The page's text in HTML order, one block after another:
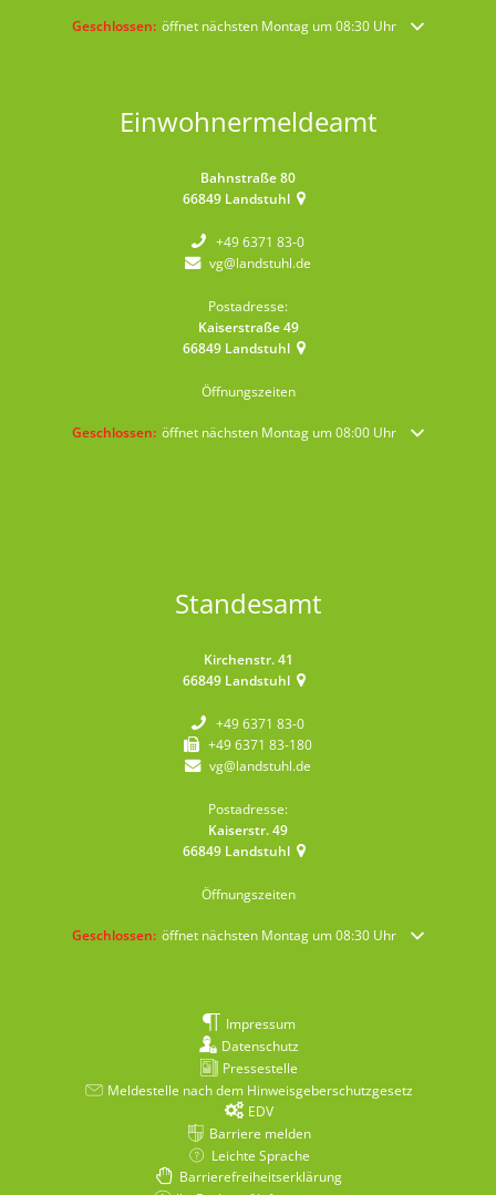
Klicken, um weitere Öffnungs- oder Schließzeiten auszublenden
Geschlossen: öffnet nächsten Montag um 08:30 Uhr
Einwohnermeldeamt
Bahnstraße 80
66849 Landstuhl
+49 6371 83-0
vg@landstuhl.de
Postadresse:
Kaiserstraße 49
66849 Landstuhl
Öffnungszeiten
Klicken, um weitere Öffnungs- oder Schließzeiten auszublenden
Geschlossen: öffnet nächsten Montag um 08:00 Uhr
Standesamt
Kirchenstr. 41
66849 Landstuhl
+49 6371 83-0
+49 6371 83-180
vg@landstuhl.de
Postadresse:
Kaiserstr. 49
66849 Landstuhl
Öffnungszeiten
Klicken, um weitere Öffnungs- oder Schließzeiten auszublenden
Geschlossen: öffnet nächsten Montag um 08:30 Uhr
Impressum
Datenschutz
Pressestelle
Meldestelle nach dem Hinweisgeberschutzgesetz
EDV
Barriere melden
Leichte Sprache
Barrierefreiheitserklärung